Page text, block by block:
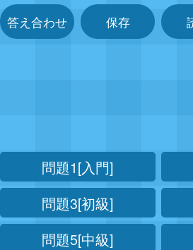
答え合わせ 保存
問題1[入門]
問題3[初級]
問題5[中級]